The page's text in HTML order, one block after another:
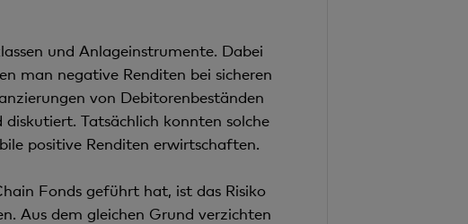
und Anlageinstrumente. Dabei
man negative Renditen bei sicheren
von Debitorenbeständen
Tatsächlich konnten solche
positive Renditen erwirtschaften.
Fonds geführt hat, ist das Risiko
Aus dem gleichen Grund verzichten